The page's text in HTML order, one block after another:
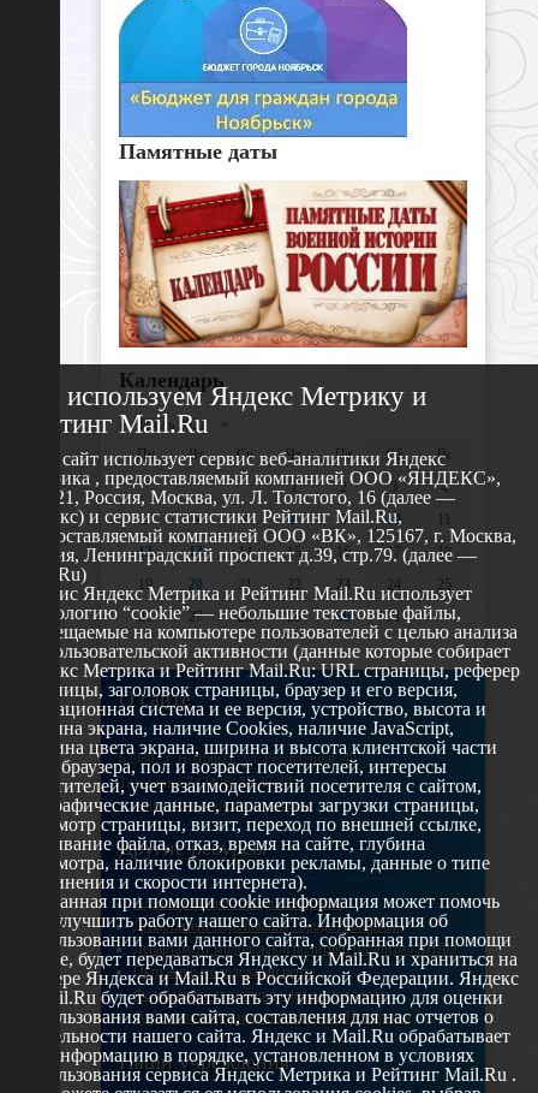
Памятные даты
Календарь
«Июль 2021 »
Пн
Вт Ср Чт Пт Сб
Вс
1
2 3
4
5
6 7 8 9 10
12
13 14 15 16 17
18
19
20 21 22 23 24
25
26
27 28 29 30 31
О сайте
629802 г. Ноябрьск, ул. Республики, 49
Телефон: +7 (3496) 35-37-49
E-mail: udsm@noyabrsk.yanao.ru
Другие ресурсы
Администрация города Ноябрьска
Департамент образования города Ноябрьска
Департамент молодежной политики и туризма ЯНАО
Окружной молодежный центр
Федеральное агенство по делам молодежи
Туристско-информационный центр Ноябрьска
Наши учреждения
Мы используем Яндекс Метрику и
Рейтинг Mail.Ru
Этот сайт использует сервис веб-аналитики Яндекс
Метрика , предоставляемый компанией ООО «ЯНДЕКС»,
119021, Россия, Москва, ул. Л. Толстого, 16 (далее —
Яндекс) и сервис статистики Рейтинг Mail.Ru,
предоставляемый компанией ООО «ВК», 125167, г. Москва,
Россия, Ленинградский проспект д.39, стр.79. (далее —
Mail.Ru)
Сервис Яндекс Метрика и Рейтинг Mail.Ru использует
технологию “cookie” — небольшие текстовые файлы,
размещаемые на компьютере пользователей с целью анализа
их пользовательской активности (данные которые собирает
Яндекс Метрика и Рейтинг Mail.Ru: URL страницы, реферер
страницы, заголовок страницы, браузер и его версия,
операционная система и ее версия, устройство, высота и
ширина экрана, наличие Cookies, наличие JavaScript,
глубина цвета экрана, ширина и высота клиентской части
окна браузера, пол и возраст посетителей, интересы
посетителей, учет взаимодействий посетителя с сайтом,
географические данные, параметры загрузки страницы,
просмотр страницы, визит, переход по внешней ссылке,
cкачивание файла, отказ, время на сайте, глубина
просмотра, наличие блокировки рекламы, данные о типе
соединения и скорости интернета).
Собранная при помощи cookie информация может помочь
нам улучшить работу нашего сайта. Информация об
использовании вами данного сайта, собранная при помощи
cookie, будет передаваться Яндексу и Mail.Ru и храниться на
сервере Яндекса и Mail.Ru в Российской Федерации. Яндекс
и Mail.Ru будет обрабатывать эту информацию для оценки
использования вами сайта, составления для нас отчетов о
деятельности нашего сайта. Яндекс и Mail.Ru обрабатывает
эту информацию в порядке, установленном в условиях
использования сервиса Яндекс Метрика и Рейтинг Mail.Ru .